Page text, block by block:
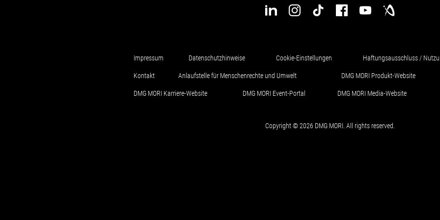
Impressum Datenschutzhinweise Cookie-Einstellungen Haftungsausschluss /
Kontakt Anlaufstelle für Menschenrechte und Umwelt DMG MORI Produkt-Website
DMG MORI Karriere-Website DMG MORI Event-Portal DMG MORI Media-Website
Copyright © 2026 DMG MORI. All rights reserved.